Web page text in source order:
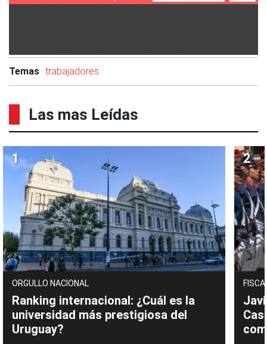
Temas trabajadores
Las mas Leídas
ORGULLO NACIONAL
Ranking internacional: ¿Cuál es la
universidad más prestigiosa del
Uruguay?